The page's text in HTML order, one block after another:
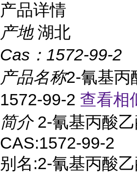
产品详情
产地 湖北
Cas： 1572-99-2
产品名称2-氰基丙
1572-99-2 查看相
简介 2-氰基丙酸
CAS:1572-99-2
别名:2-氰基丙酸